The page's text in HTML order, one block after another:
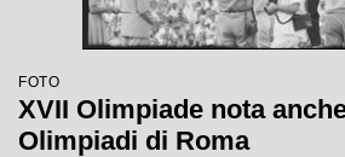
FOTO
XVII Olimpiade nota
Olimpiadi di Roma